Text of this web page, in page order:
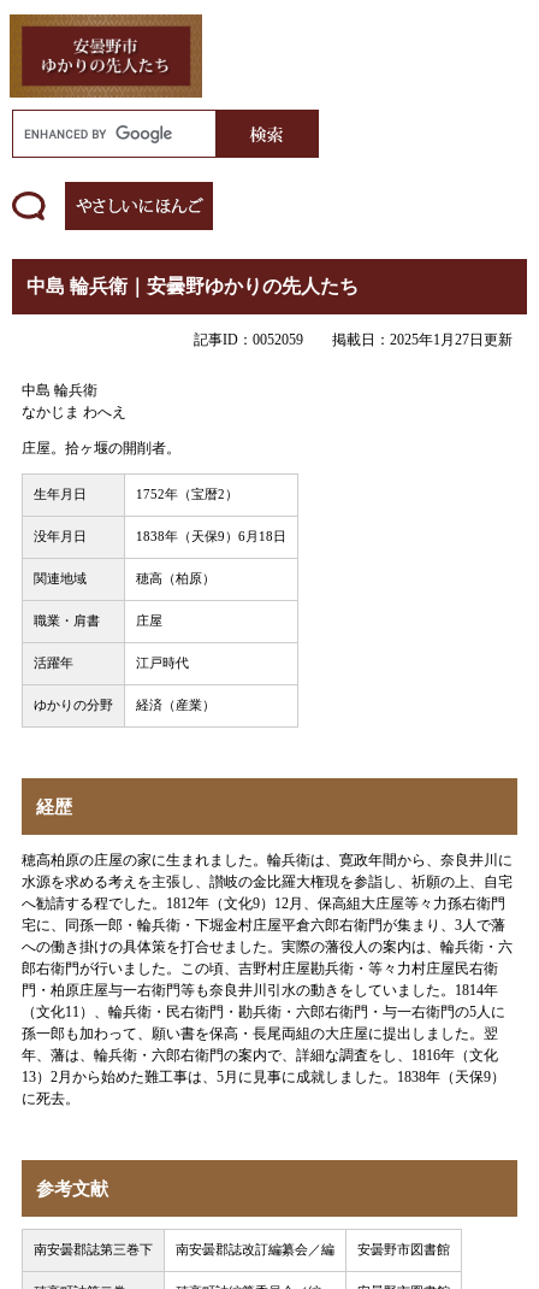
中島 輪兵衛｜安曇野ゆかりの先人たち
記事ID：0052059 掲載日：2025年1月27日更新
中島 輪兵衛
なかじま わへえ
庄屋。拾ヶ堰の開削者。
生年月日 1752年（宝暦2）
没年月日 1838年（天保9）6月18日
関連地域 穂高（柏原）
職業・肩書 庄屋
活躍年 江戸時代
ゆかりの分野 経済（産業）
経歴
穂高柏原の庄屋の家に生まれました。輪兵衛は、寛政年間から、奈良井川に
水源を求める考えを主張し、讃岐の金比羅大権現を参詣し、祈願の上、自宅
へ勧請する程でした。1812年（文化9）12月、保高組大庄屋等々力孫右衛門
宅に、同孫一郎・輪兵衛・下堀金村庄屋平倉六郎右衛門が集まり、3人で藩
への働き掛けの具体策を打合せました。実際の藩役人の案内は、輪兵衛・六
郎右衛門が行いました。この頃、吉野村庄屋勘兵衛・等々力村庄屋民右衛
門・柏原庄屋与一右衛門等も奈良井川引水の動きをしていました。1814年
（文化11）、輪兵衛・民右衛門・勘兵衛・六郎右衛門・与一右衛門の5人に
孫一郎も加わって、願い書を保高・長尾両組の大庄屋に提出しました。翌
年、藩は、輪兵衛・六郎右衛門の案内で、詳細な調査をし、1816年（文化
13）2月から始めた難工事は、5月に見事に成就しました。1838年（天保9）
に死去。
参考文献
南安曇郡誌第三巻下 南安曇郡誌改訂編纂会／編 安曇野市図書館